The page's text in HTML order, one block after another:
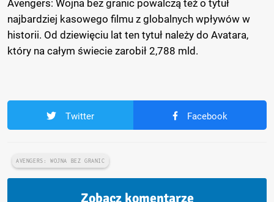
Avengers: Wojna bez granic powalczą też o tytuł
najbardziej kasowego filmu z globalnych wpływów w
historii. Od dziewięciu lat ten tytuł należy do Avatara,
który na całym świecie zarobił 2,788 mld.
Twitter Facebook
AVENGERS: WOJNA BEZ GRANIC
Zobacz komentarze